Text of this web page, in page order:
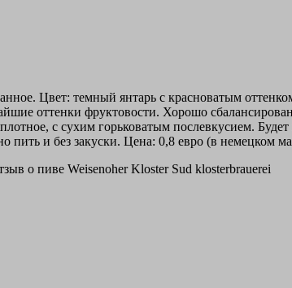
Цвет: темный янтарь с красноватым
оттенки фруктовости. Хорошо
с сухим горьковатым послевкусием.
и без закуски. Цена: 0,8 евро (в немецком